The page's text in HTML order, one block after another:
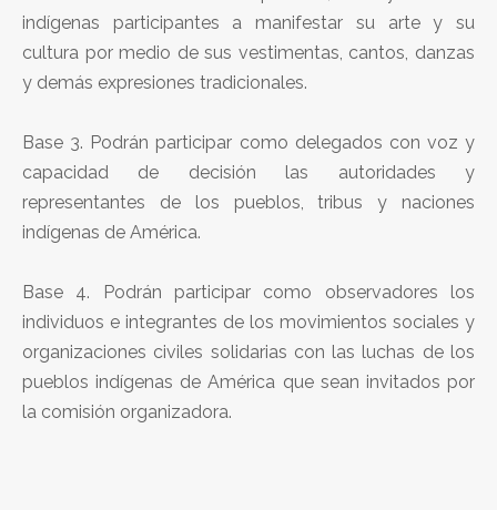
indígenas participantes a manifestar su arte y su
cultura por medio de sus vestimentas, cantos, danzas
y demás expresiones tradicionales.
Base 3. Podrán participar como delegados con voz y
capacidad de decisión las autoridades y
representantes de los pueblos, tribus y naciones
indígenas de América.
Base 4. Podrán participar como observadores los
individuos e integrantes de los movimientos sociales y
organizaciones civiles solidarias con las luchas de los
pueblos indígenas de América que sean invitados por
la comisión organizadora.